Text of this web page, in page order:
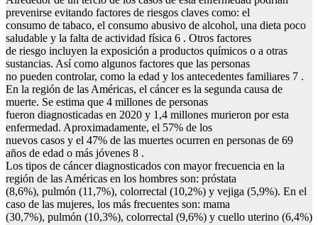
prevenirse evitando factores de riesgos claves como: el
consumo de tabaco, el consumo abusivo de alcohol, una dieta poco
saludable y la falta de actividad física 6 . Otros factores
de riesgo incluyen la exposición a productos químicos o a otras
sustancias. Así como algunos factores que las personas
no pueden controlar, como la edad y los antecedentes familiares 7 .
En la región de las Américas, el cáncer es la segunda causa de
muerte. Se estima que 4 millones de personas
fueron diagnosticadas en 2020 y 1,4 millones murieron por esta
enfermedad. Aproximadamente, el 57% de los
nuevos casos y el 47% de las muertes ocurren en personas de 69
años de edad o más jóvenes 8 .
Los tipos de cáncer diagnosticados con mayor frecuencia en la
región de las Américas en los hombres son: próstata
(8,6%), pulmón (11,7%), colorrectal (10,2%) y vejiga (5,9%). En el
caso de las mujeres, los más frecuentes son: mama
(30,7%), pulmón (10,3%), colorrectal (9,6%) y cuello uterino (6,4%)